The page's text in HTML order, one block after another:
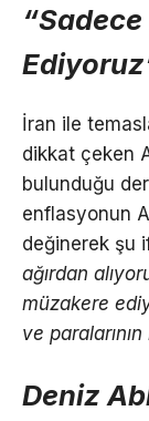
İran ile
dikkat çeken
bulunduğu
enflasyonun
değinerek şu
ağırdan
müzakere
ve
Deniz